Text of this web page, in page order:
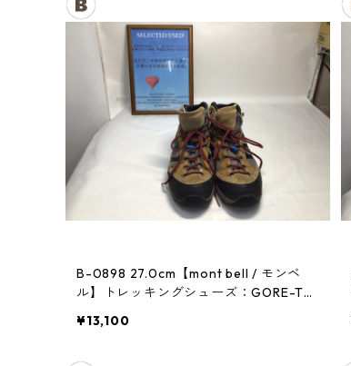
B-0898 27.0cm【mont bell / モンベ
ル】トレッキングシューズ：GORE-TE
¥13,100